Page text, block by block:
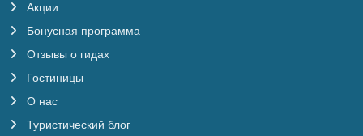
Акции
Бонусная программа
Отзывы о гидах
Гостиницы
О нас
Туристический блог